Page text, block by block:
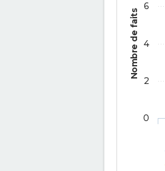
Nombre de faits
0
2
4
6